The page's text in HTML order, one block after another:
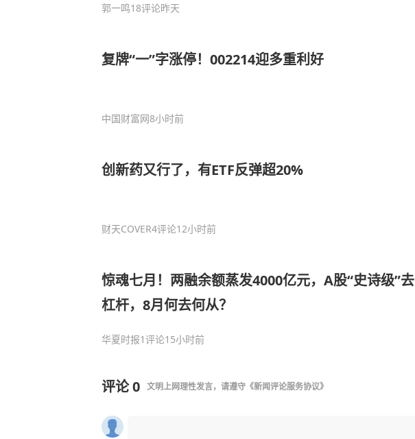
郭一鸣18评论昨天
复牌“一”字涨停！002214迎多重利好
中国财富网8小时前
创新药又行了，有ETF反弹超20%
财天COVER4评论12小时前
惊魂七月！两融余额蒸发4000亿元，A股“史诗级”去
杠杆，8月何去何从？
华夏时报1评论15小时前
评论0 文明上网理性发言，请遵守 《新闻评论服务协议》